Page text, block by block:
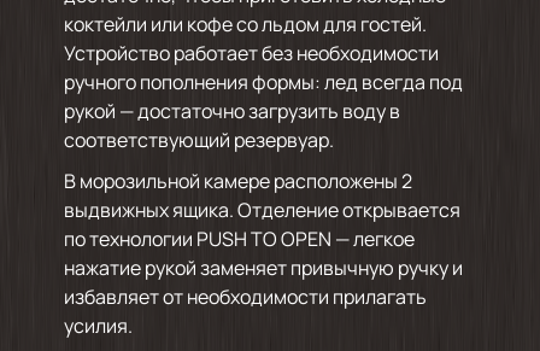
коктейли или кофе со льдом для гостей.
Устройство работает без необходимости
ручного пополнения формы: лед всегда под
рукой — достаточно загрузить воду в
соответствующий резервуар.
В морозильной камере расположены 2
выдвижных ящика. Отделение открывается
по технологии PUSH TO OPEN — легкое
нажатие рукой заменяет привычную ручку и
избавляет от необходимости прилагать
усилия.